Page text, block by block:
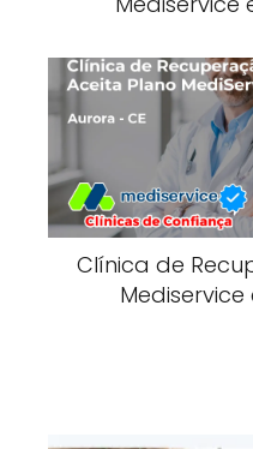
Clínica de